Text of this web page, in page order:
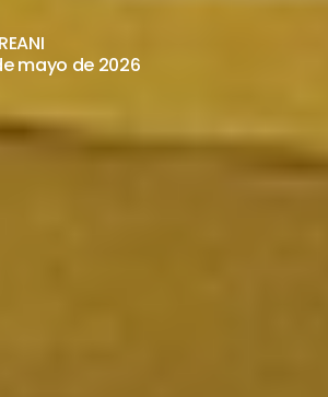
mayo de 2026